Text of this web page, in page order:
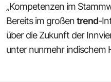
„Kompetenzen im
Bereits im großentrend-
über die Zukunft der
unter nunmehr indischem